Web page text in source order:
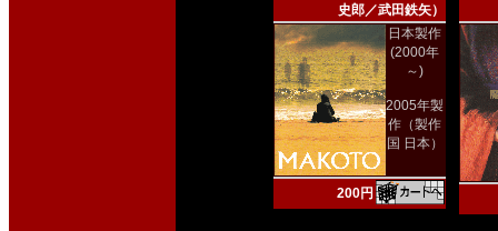
史郎／武田鉄矢）
日本製作
(2000年
～)
2005年製
作（製作
国 日本）
200円